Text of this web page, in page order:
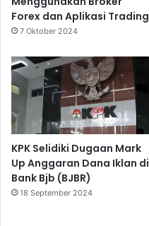
Forex dan Aplikasi Trading
7 Oktober 2024
KPK Selidiki Dugaan Mark
Up Anggaran Dana Iklan di
Bank Bjb (BJBR)
18 September 2024